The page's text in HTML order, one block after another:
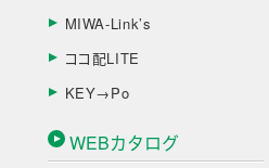
MIWA-Link’s
ココ配LITE
KEY→Po
WEBカタログ